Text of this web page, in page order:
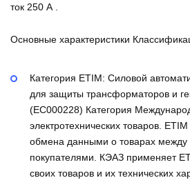
ток 250 А .
Основные характеристики
Категория ETIM: Силовой
для защиты трансформаторов и
(EC000228) Категория
электротехнических товаров.
обмена данными о товарах между
покупателями. КЭАЗ применяет
своих товаров и их технических